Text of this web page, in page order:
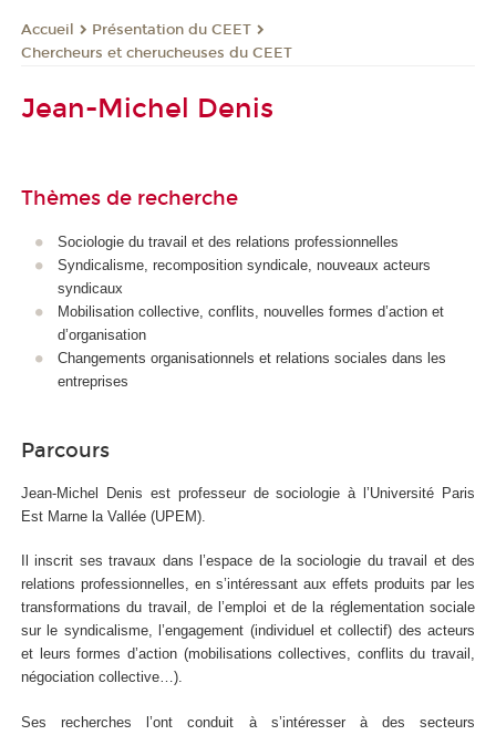
Accueil
Présentation du CEET
Chercheurs et cherucheuses du CEET
Jean-Michel Denis
Thèmes de recherche
Sociologie du travail et des relations professionnelles
Syndicalisme, recomposition syndicale, nouveaux acteurs
syndicaux
Mobilisation collective, conflits, nouvelles formes d’action et
d’organisation
Changements organisationnels et relations sociales dans les
entreprises
Parcours
Jean-Michel Denis est professeur de sociologie à l’Université Paris
Est Marne la Vallée (UPEM).
Il inscrit ses travaux dans l’espace de la sociologie du travail et des
relations professionnelles, en s’intéressant aux effets produits par les
transformations du travail, de l’emploi et de la réglementation sociale
sur le syndicalisme, l’engagement (individuel et collectif) des acteurs
et leurs formes d’action (mobilisations collectives, conflits du travail,
négociation collective…).
Ses recherches l’ont conduit à s’intéresser à des secteurs